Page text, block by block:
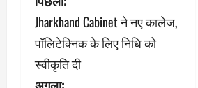
स्ट
ने
Jharkhand Cabinet ने नए कालेज,
पॉलिटेक्निक के लिए निधि को
स्वीकृति दी